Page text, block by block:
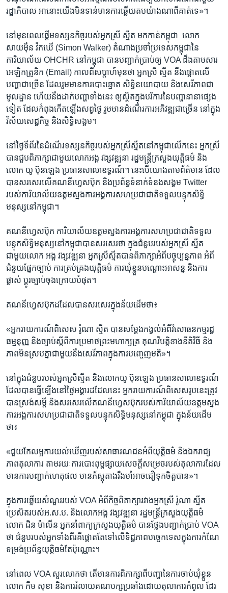
រដ្ឋាភិបាល​ ​អា​នោះ​យើង​មិន​ទាន់​មាន​ការ​ឆ្លើយ​តប​យ៉ាង​ណា​ពី​គាត់​ទេ»។​
នៅ​មុន​ពេលផ្តើម​ទស្សនកិច្ច​របស់​អ្នកស្រី​ ស្មីត​ មកកាន់​កម្ពុជា ​ លោក​
សាយម៉ឹន​ វ៉កឃើ ​(Simon Walker) ​តំណាង​ប្រចាំ​ប្រទេសកម្ពុជានៃ​
ការិយាល័យ​ OHCHR ​នៅ​កម្ពុជា ​បាន​បញ្ជាក់​ប្រាប់​ឲ្យ​ VOA​ ដឹង​តាម​សារ​
អេឡិកត្រូនិក​ (Email) ​កាលពី​សប្តាហ៍​មុនថា​ អ្នកស្រី​ ស្មីត ​នឹង​ផ្តោត​លើ​
បញ្ហា​ជាច្រើន​ ដែល​រួមមាន​ការ​បោះ​ឆ្នោត​ សិទ្ធិ​នយោបាយ​ និង​សេរីភាព​ជា​
មូលដ្ឋាន​ ហើយ​នឹង​ដាក់​បញ្ហា​ទាំង​នេះ​ ឲ្យ​ស្ថិត​ក្នុង​បរិការ​នៃ​បញ្ហា​នានា​ផ្សេង​
ទៀត​ ​ដែល​កំពុង​កើត​ឡើង​សព្វ​ថ្ងៃ​ រួមមាន​ដំណើរ​ការ​អភិវឌ្ឍ​ជាច្រើន​ នៅ​ក្នុង​
វិស័យ​សេដ្ឋកិច្ច​ និង​សិទ្ធិ​សង្គម។​
នៅ​ថ្ងៃ​ទីពីរ​នៃ​ដំណើរ​ទស្សនកិច្ច​របស់​អ្នកស្រីស្មីត​នៅ​កម្ពុជា​លើក​នេះ ​អ្នកស្រី​
បាន​ជួប​ពិភាក្សា​ជាមួយ​លោក​អង្គ វង្សវឌ្ឍនា​ រដ្ឋ​មន្ត្រី​ក្រសួង​យុត្តិធម៌​ និង​
លោក​ យូ ប៊ុនឡេង​ ប្រធាន​សាលា​ឧទ្ធរណ៍។ ​នេះ​បើ​យោង​តាម​ព័ត៌មាន​ ដែល​
បាន​សរសេរ​លើ​គណនី​ហ្វេសប៊ុក​ និង​ប្រព័ន្ធ​ទំនាក់​ទំនង​សង្គម​ Twitter ​
របស់ការិយាល័យ​ឧត្ដម​ស្នងការ​អង្គការ​សហ​ប្រជាជាតិ​ទទួល​បន្ទុក​សិទ្ធិ​
មនុស្ស​នៅ​កម្ពុជា។​
​គណនីហ្វេសប៊ុក​ ការិយាល័យ​ឧត្ដម​ស្នងការ​អង្គការ​សហ​ប្រជាជាតិ​ទទួល​
បន្ទុក​សិទ្ធិ​មនុស្ស​នៅ​កម្ពុជា​បានសរសេរថា​ ​ក្នុង​ជំនួប​របស់​អ្នកស្រី​ ស្មីត​
ជាមួយ​លោក​ អង្គ វង្សវឌ្ឍនា​ ​អ្នកស្រី​ស្មីតបាន​ពិភាក្សា​អំពី​បច្ចុប្បន្ន​ភាព​ អំពី​
ជំនួយ​ផ្នែក​ច្បាប់​ ការ​គ្រប់គ្រង​យុត្តិធម៌​ ការ​ឃុំខ្លួន​បណ្តោះ​អាសន្ន​ និង​ការ​
ផ្លាស់​ ប្តូរ​ច្បាប់​ចុង​ក្រោយ​បំផុត។​
គណនី​ហ្វេសប៊ុក​ដដែល​បាន​សរសេរ​ក្នុង​ន័យ​ដើម​ថា៖​
«អ្នក​រាយ​ការណ៍​ពិសេស ​រ៉ូណា ស្មីត ​បាន​សម្តែង​កង្វល់​អំពី​វិសោធន​កម្ម​រដ្ឋ​
ធម្មនុញ្ញ ​និង​ច្បាប់​ស្តីពី​ការ​ប្រមាថ​ព្រះ​មហា​ក្សត្រ ​គុណ​វិបត្តិ​ខាង​នីតិវិធី​ និង​
ភាព​មិន​ស្រប​គ្នា​ជាមួយ​នឹង​សេរីភាព​ក្នុង​ការ​បញ្ចេញ​មតិ»។​
នៅ​ក្នុងជំនួប​របស់​អ្នកស្រី​ស្មីត​ និង​លោក​យូ ប៊ុនឡេង​ ប្រធាន​សាលា​ឧទ្ធរណ៍​
ដែល​បាន​ធ្វើ​ឡើង​នៅ​ថ្ងៃ​អង្គារ​ដដែល​នេះ​ ​អ្នក​រាយ​ការណ៍​ពិសេស​រូប​នេះ​ត្រូវ​
បាន​ស្រង់​សម្តី​ និង​សរសេរ​លើ​គណនី​ហ្វេសប៊ុក​របស់ការិយាល័យ​ឧត្ដម​ស្នង
ការ​អង្គការ​សហ​ប្រជាជាតិ​ទទួល​បន្ទុក​សិទ្ធិ​មនុស្ស​នៅ​កម្ពុជា​ ក្នុង​ន័យ​ដើម​
ថា៖​
«ជួយ​កែ​លម្អ​ការ​យល់​ឃើញ​របស់​សាធារណជន​អំពី​យុត្តិធម៌ ​និង​ឯករាជ្យ​
ភាព​តុលាការ​ តាម​រយៈ​ការ​បោះពុម្ព​ផ្សាយ​សេចក្តី​សម្រេច​របស់​តុលាការ​ដែល​
មាន​ការ​បញ្ជាក់​ហេតុផល ​មាន​ភ័ស្តុតាង​រឹងមាំ​អាច​ជឿទុក​ចិត្ត​បាន»។​
ក្នុងការ​ឆ្លើយ​សំណួរ​របស់​ VOA​ ​អំពីកិច្ច​ពិភាក្សា​រវាង​អ្នក​ស្រី​ រ៉ូណា ស្មីត​
ប្រេសិត​របស់​អ.ស.ប.​ និង​លោក​អង្គ វង្សវឌ្ឍនា ​រដ្ឋមន្ត្រី​ក្រសួង​យុត្តិធម៌​
លោក ជិន ម៉ាលីន​ អ្នក​នាំពាក្យ​ក្រសួង​យុត្តិធម៌​ បាន​ថ្លែង​បញ្ជាក់​ប្រាប់ VOA​ ​
ថា​ ជំនួប​របស់អ្នក​ទាំងពីរ​គឺផ្តោត​តែ​ទៅ​លើ​ទិដ្ឋភាព​បច្ចេកទេស​ក្នុង​ការ​កំណែ​
ទម្រង់​ប្រព័ន្ធ​យុត្តិធម៌តែ​ប៉ុណ្ណោះ។​
នៅ​ពេល​ VOA ​សួរលោក​ថា​ តើមាន​ការ​ពិភាក្សាពី​បញ្ហា​នៃ​ការ​ចាប់​ឃុំ​ខ្លួន​
លោក​ កឹម សុខា​ និង​ការ​រំលាយគណបក្ស​ប្រឆាំង​ដោយ​តុលាការ​កំពូល​ ដែរ​